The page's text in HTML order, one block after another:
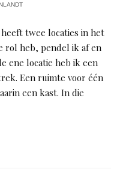
twee locaties in het
rol heb, pendel ik af en
ene locatie heb ik een
Een ruimte voor één
een kast. In die